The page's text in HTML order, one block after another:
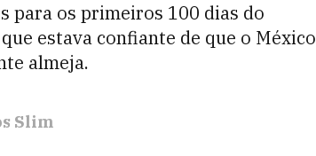
para os primeiros 100 dias do
estava confiante de que o México
almeja.
Slim